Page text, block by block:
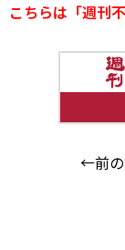
こちらは「週刊
←前